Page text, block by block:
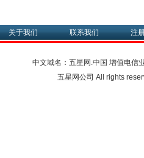
关于我们 联系我们 注
中文域名：五星网.中国 增值电信
五星网公司 All rights